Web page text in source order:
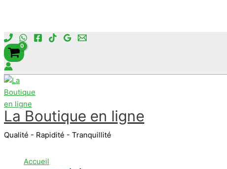
Aller
au
contenu
La Boutique en ligne
Qualité - Rapidité - Tranquillité
Accueil